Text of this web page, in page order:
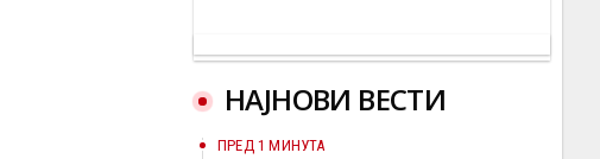
НАЈНОВИ ВЕСТИ
ПРЕД 1 МИНУТА